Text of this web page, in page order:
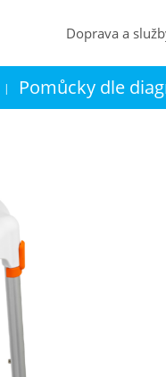
Doprava a
Kontakt
| Pomůcky dle